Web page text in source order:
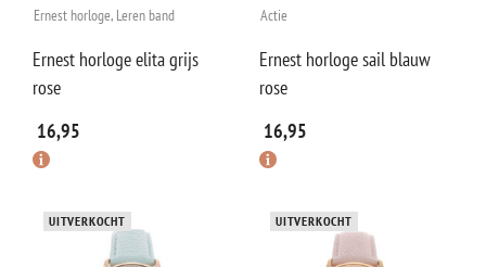
Ernest horloge, Leren band
Ernest horloge elita grijs
rose
16,95
Actie
Ernest horloge sail blauw
rose
16,95
UITVERKOCHT UITVERKOCHT